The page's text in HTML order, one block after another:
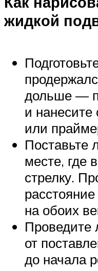
жидкой
дольше —
и
или
Поставьте
месте, где
стрелку.
на обоих
Проведите
от
до начала